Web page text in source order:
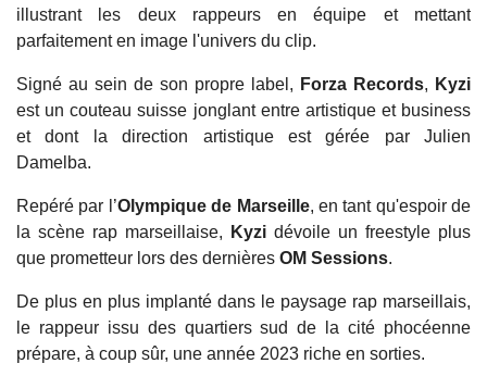
illustrant les deux rappeurs en équipe et mettant
parfaitement en image l'univers du clip.
Signé au sein de son propre label, Forza Records, Kyzi
est un couteau suisse jonglant entre artistique et business
et dont la direction artistique est gérée par Julien
Damelba.
Repéré par l’Olympique de Marseille, en tant qu'espoir de
la scène rap marseillaise,
Kyzi dévoile un freestyle plus
que prometteur lors des dernières OM Sessions.
De plus en plus implanté dans le paysage rap marseillais,
le rappeur issu des quartiers sud de la cité phocéenne
prépare, à coup sûr, une année 2023 riche en sorties.